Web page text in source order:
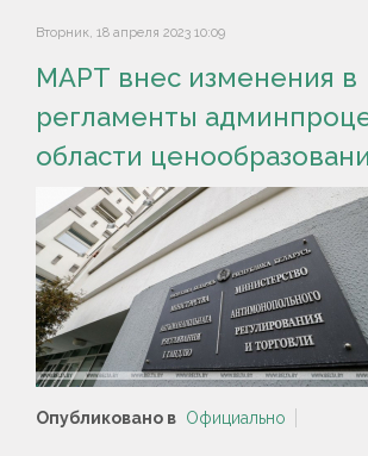
Вторник, 18 апреля 2023 10:09
МАРТ внес изменения в
регламенты
области
Опубликовано в Официально